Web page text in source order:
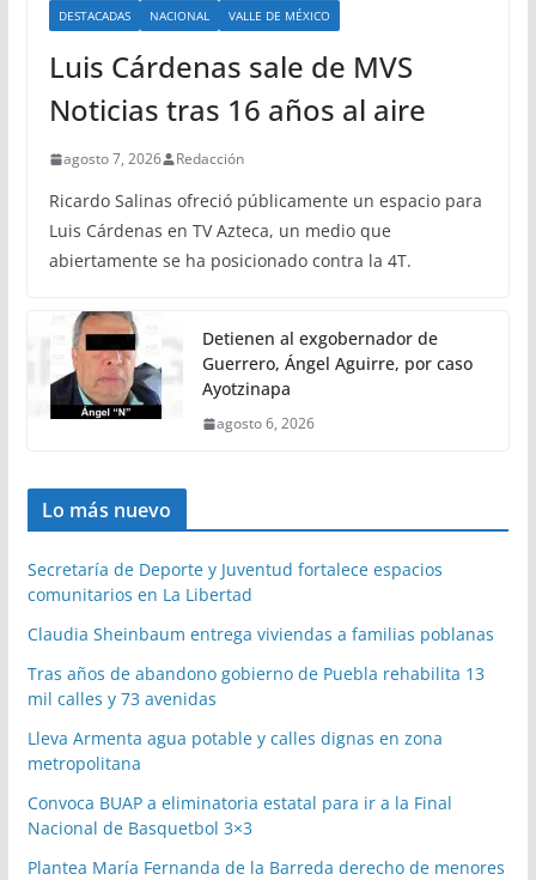
DESTACADAS NACIONAL VALLE DE MÉXICO
Luis Cárdenas sale de MVS
Noticias tras 16 años al aire
agosto 7, 2026 Redacción
Ricardo Salinas ofreció públicamente un espacio para
Luis Cárdenas en TV Azteca, un medio que
abiertamente se ha posicionado contra la 4T.
Detienen al exgobernador de
Guerrero, Ángel Aguirre, por caso
Ayotzinapa
agosto 6, 2026
Lo más nuevo
Secretaría de Deporte y Juventud fortalece espacios
comunitarios en La Libertad
Claudia Sheinbaum entrega viviendas a familias poblanas
Tras años de abandono gobierno de Puebla rehabilita 13
mil calles y 73 avenidas
Lleva Armenta agua potable y calles dignas en zona
metropolitana
Convoca BUAP a eliminatoria estatal para ir a la Final
Nacional de Basquetbol 3×3
Plantea María Fernanda de la Barreda derecho de menores